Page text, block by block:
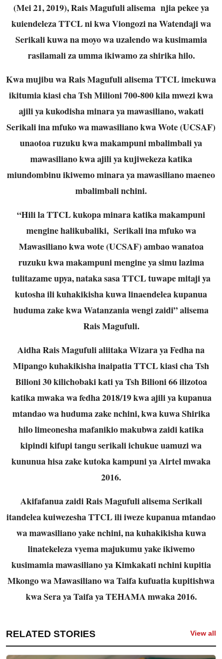
(Mei 21, 2019), Rais Magufuli alisema njia pekee ya
kuiendeleza TTCL ni kwa Viongozi na Watendaji wa
Serikali kuwa na moyo wa uzalendo wa kusimamia
rasilamali za umma ikiwamo za shirika hilo.
Kwa mujibu wa Rais Magufuli alisema TTCL imekuwa
ikitumia kiasi cha Tsh Milioni 700-800 kila mwezi kwa
ajili ya kukodisha minara ya mawasiliano, wakati
Serikali ina mfuko wa mawasiliano kwa Wote (UCSAF)
unaotoa ruzuku kwa makampuni mbalimbali ya
mawasiliano kwa ajili ya kujiwekeza katika
miundombinu ikiwemo minara ya mawasiliano maeneo
mbalimbali nchini.
“Hili la TTCL kukopa minara katika makampuni
mengine halikubaliki, Serikali ina mfuko wa
Mawasiliano kwa wote (UCSAF) ambao wanatoa
ruzuku kwa makampuni mengine ya simu lazima
tulitazame upya, nataka sasa TTCL tuwape mitaji ya
kutosha ili kuhakikisha kuwa linaendelea kupanua
huduma zake kwa Watanzania wengi zaidi” alisema
Rais Magufuli.
Aidha Rais Magufuli aliitaka Wizara ya Fedha na
Mipango kuhakikisha inaipatia TTCL kiasi cha Tsh
Bilioni 30 kilichobaki kati ya Tsh Bilioni 66 ilizotoa
katika mwaka wa fedha 2018/19 kwa ajili ya kupanua
mtandao wa huduma zake nchini, kwa kuwa Shirika
hilo limeonesha mafanikio makubwa zaidi katika
kipindi kifupi tangu serikali ichukue uamuzi wa
kununua hisa zake kutoka kampuni ya Airtel mwaka
2016.
Akifafanua zaidi Rais Magufuli alisema Serikali
itandelea kuiwezesha TTCL ili iweze kupanua mtandao
wa mawasiliano yake nchini, na kuhakikisha kuwa
linatekeleza vyema majukumu yake ikiwemo
kusimamia mawasiliano ya Kimkakati nchini kupitia
Mkongo wa Mawasiliano wa Taifa kufuatia kupitishwa
kwa Sera ya Taifa ya TEHAMA mwaka 2016.
RELATED STORIES View all